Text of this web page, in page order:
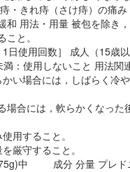
・きれ痔（さけ痔）の痛み
和 用法・用量 被包を除き
と。
1日使用回数］ 成人（15歳
：使用しないこと 用法関
かい場合には，しばらく冷
場合には，軟らかくなった
用すること。
厳守すること。
中 成分 分量 プレド